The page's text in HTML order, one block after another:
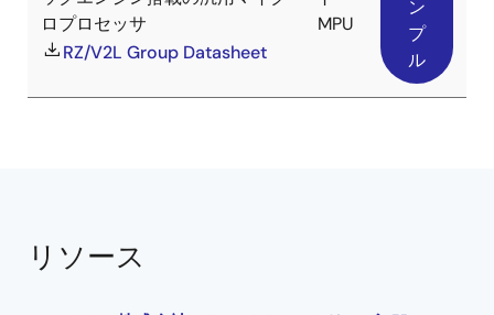
ロプロセッサ
RZ/V2L Group Datasheet
MPU
ン
プ
ル
リソース